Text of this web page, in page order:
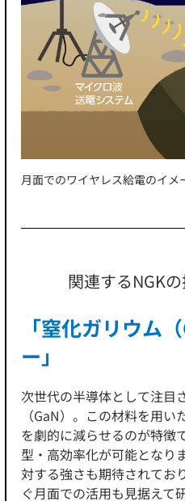
月面でのワイヤレス給電のイメ
関連するNGK
「窒化ガリウム
ー」
次世代の半導体として注目
（GaN）。この材料を用
を劇的に減らせるのが特徴
型・高効率化が可能となり
対する強さも期待されてお
ぐ月面での活用も見据えて